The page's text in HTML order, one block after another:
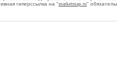
гиперсcылка на "marketmap.ru"